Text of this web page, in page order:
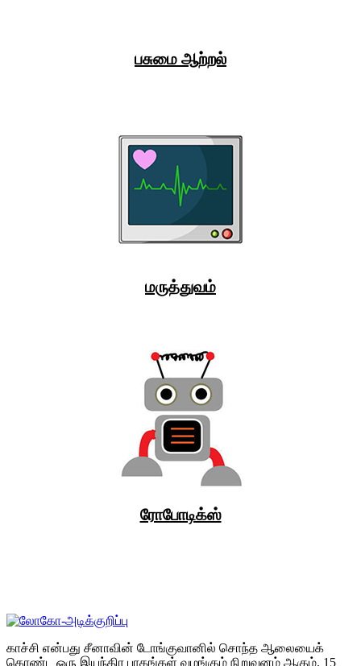
பசுமை ஆற்றல்
மருத்துவம்
ரோபோடிக்ஸ்
காச்சி என்பது சீனாவின் டோங்குவானில் சொந்த ஆலையைக்
கொண்ட ஒரு இயந்திர பாகங்கள் வழங்கும் நிறுவனம் ஆகும். 15